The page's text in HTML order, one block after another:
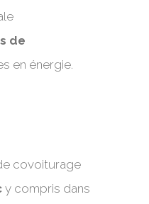
de
en énergie.
covoiturage
y compris dans